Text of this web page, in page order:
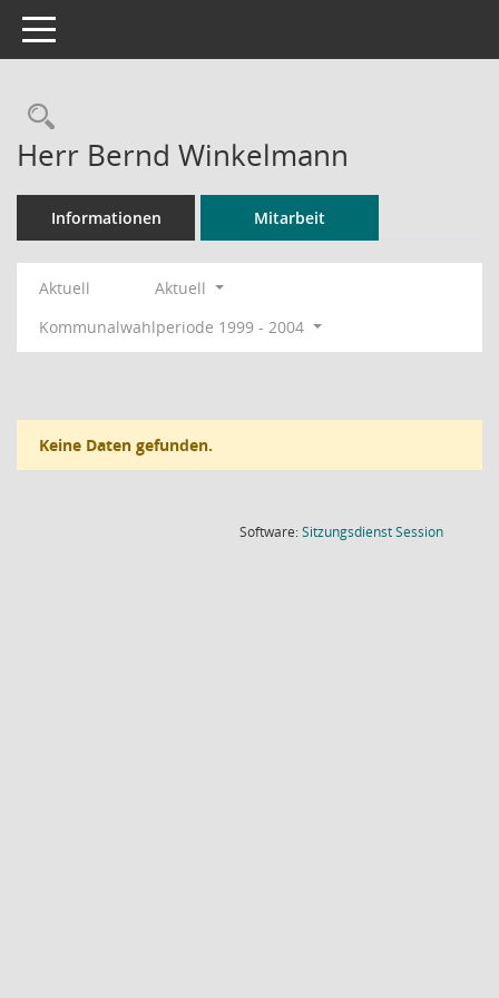
Toggle navigation
Rechercheauswahl
Herr Bernd Winkelmann
Informationen Mitarbeit
Aktuell
Aktuell
Kommunalwahlperiode 1999 - 2004
Keine Daten gefunden.
Software:SitzungsdienstSession(Wird in